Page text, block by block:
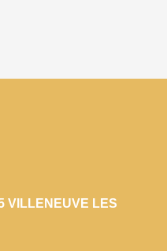
VILLENEUVE LES